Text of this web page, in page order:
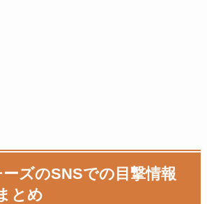
ズのSNSでの目撃情報
とめ